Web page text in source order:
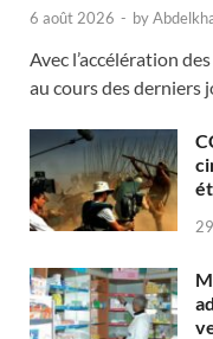
6 août 2026 - by
Avec l’accélération
au cours des derniers